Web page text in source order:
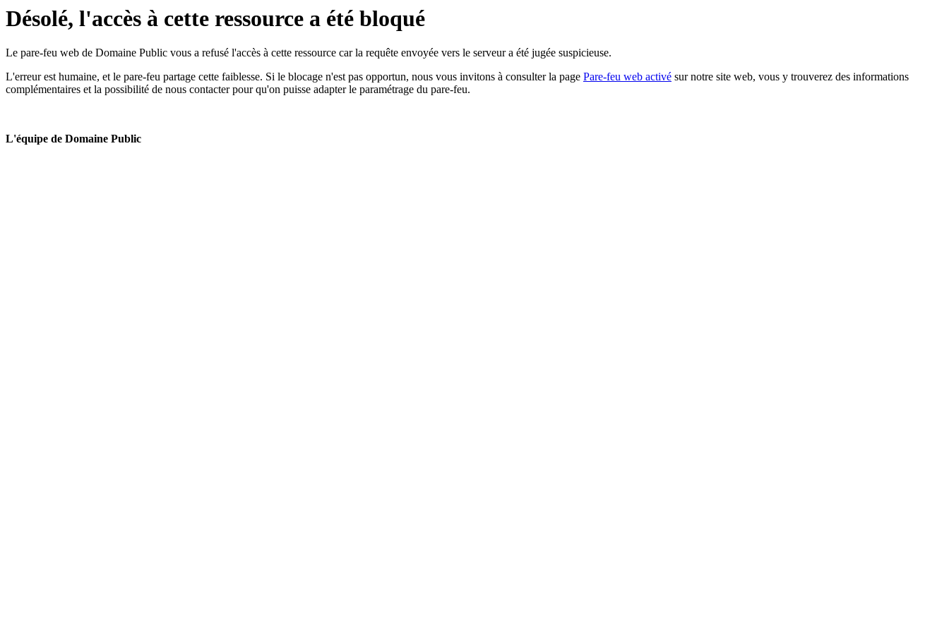
Désolé, l'accès à cette ressource a été bloqué
Le pare-feu web de Domaine Public vous a refusé l'accès à cette ressource car la requête envoyée vers le serveur a été jugée suspicieuse.
L'erreur est humaine, et le pare-feu partage cette faiblesse. Si le blocage n'est pas opportun, nous vous invitons à consulter la page Pare-feu web activé sur notre site web, vous y trouverez des informations
complémentaires et la possibilité de nous contacter pour qu'on puisse adapter le paramétrage du pare-feu.
L'équipe de Domaine Public